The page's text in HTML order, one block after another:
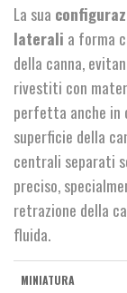
La sua
laterali a forma
della canna,
rivestiti con
perfetta anche in
superficie della
centrali separati
preciso,
retrazione della
fluida.